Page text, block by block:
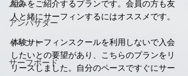
入会
アンバサダー
イベント
サーフボード
組みをご紹介するプランです。会員の方も友
人と緒にサーフィンするにはオススメです。
体験サーフィンスクールを利用しないで入会
したいとの要望があり、こちらのプランをリ
リースしました。自分のペースですぐにサー